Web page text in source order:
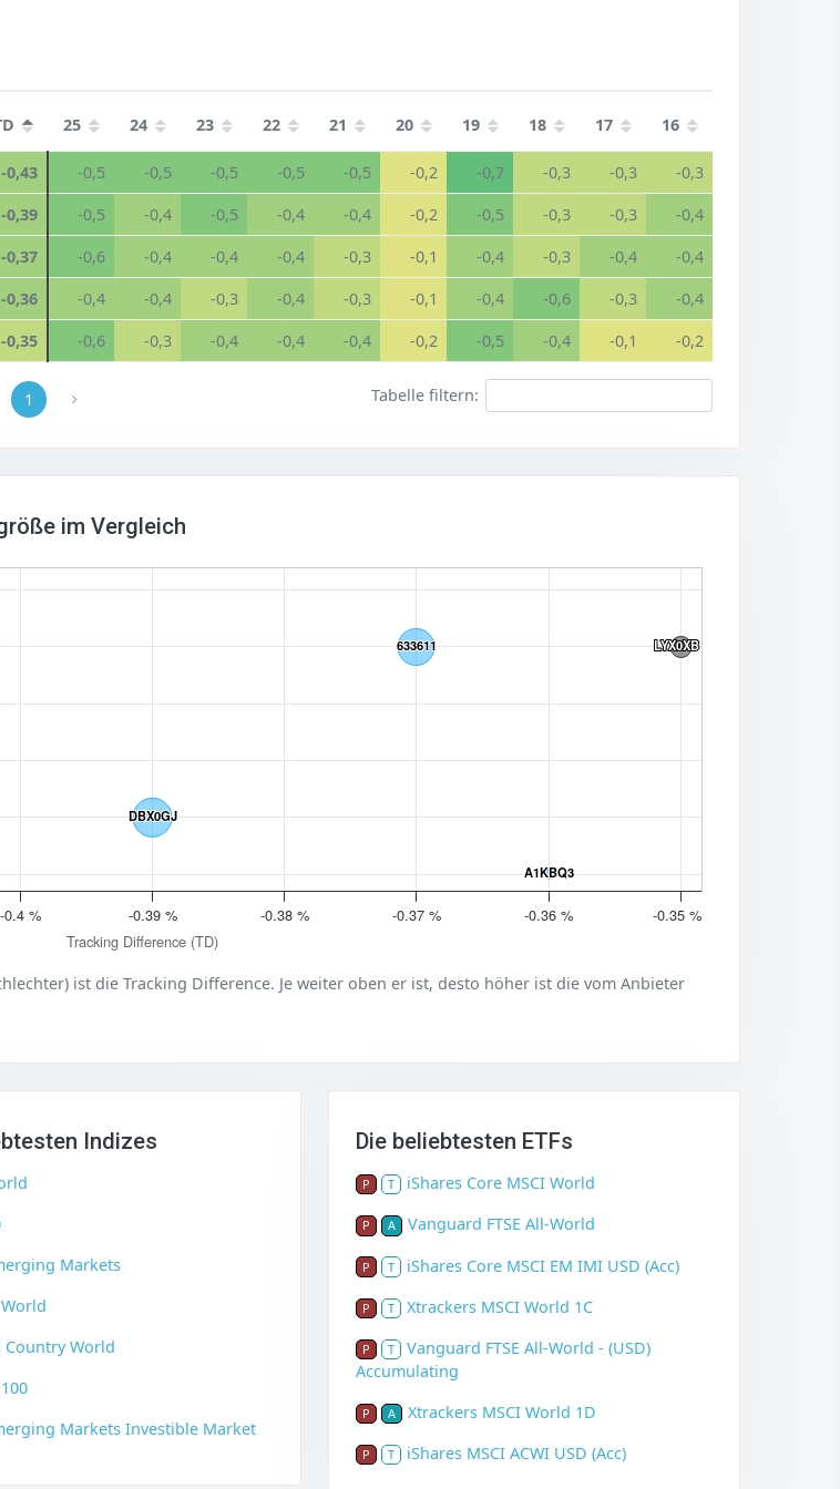
25 24 23 22 21 20 19 18 17 16
-0,43 -0,5 -0,5 -0,5 -0,5 -0,5 -0,2 -0,7 -0,3 -0,3 -0,3
-0,39 -0,5 -0,4 -0,5 -0,4 -0,4 -0,2 -0,5 -0,3 -0,3 -0,4
-0,37 -0,6 -0,4 -0,4 -0,4 -0,3 -0,1 -0,4 -0,3 -0,4 -0,4
-0,36 -0,4 -0,4 -0,3 -0,4 -0,3 -0,1 -0,4 -0,6 -0,3 -0,4
-0,35 -0,6 -0,3 -0,4 -0,4 -0,4 -0,2 -0,5 -0,4 -0,1 -0,2
Tabelle filtern:
1
im Vergleich
Tracking Difference (TD)
A1KBQ3
A1KBQ3
633611
633611
DBX0GJ
DBX0GJ
LYX0XB
LYX0XB
-0.4 % -0.39 % -0.38 % -0.37 % -0.36 % -0.35 %
ist die Tracking Difference. Je weiter oben er ist, desto höher ist die vom Anbieter
Indizes
Markets
World
Country World
Markets Investible Market
Die beliebtesten ETFs
P T iShares Core MSCI World
P A Vanguard FTSE All-World
P T iShares Core MSCI EM IMI USD (Acc)
P T Xtrackers MSCI World 1C
P T
Vanguard FTSE All-World - (USD)
Accumulating
P A Xtrackers MSCI World 1D
P T iShares MSCI ACWI USD (Acc)